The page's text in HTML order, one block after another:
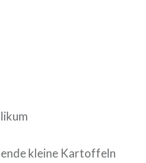
kleine Kartoffeln